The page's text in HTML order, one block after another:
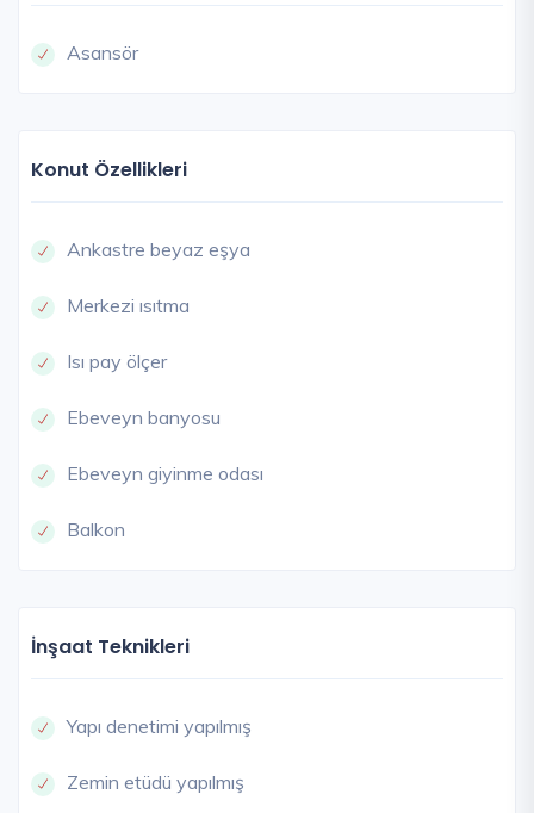
Asansör
Konut Özellikleri
Ankastre beyaz eşya
Merkezi ısıtma
Isı pay ölçer
Ebeveyn banyosu
Ebeveyn giyinme odası
Balkon
İnşaat Teknikleri
Yapı denetimi yapılmış
Zemin etüdü yapılmış